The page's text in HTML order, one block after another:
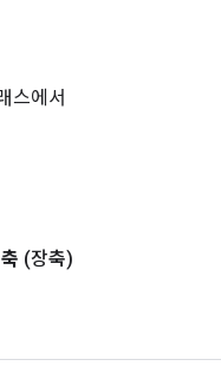
스에서
축 (장축)